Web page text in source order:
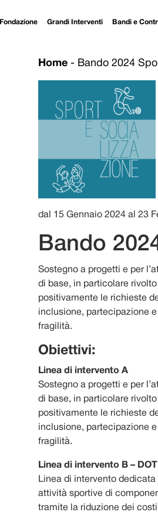
Fondazione Grandi Interventi Bandi e
Home - Bando 2024
dal 15 Gennaio 2024 al 23
Bando
Sostegno a progetti e per
di base, in particolare
positivamente le richieste
inclusione, partecipazione
fragilità.
Obiettivi:
Linea di intervento A
Sostegno a progetti e per
di base, in particolare
positivamente le richieste
inclusione, partecipazione
fragilità.
Linea di intervento B –
Linea di intervento
attività sportive di
tramite la riduzione dei